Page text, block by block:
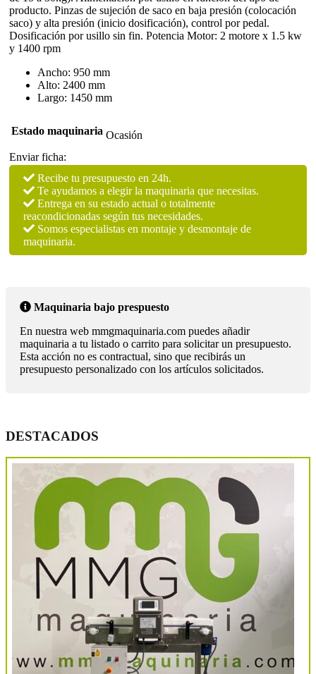
producto. Pinzas de sujeción de saco en baja presión (colocación
saco) y alta presión (inicio dosificación), control por pedal.
Dosificación por usillo sin fin. Potencia Motor: 2 motore x 1.5 kw
y 1400 rpm
Ancho: 950 mm
Alto: 2400 mm
Largo: 1450 mm
Estado maquinaria Ocasión
Enviar ficha:
Recibe tu presupuesto en 24h.
Te ayudamos a elegir la maquinaria que necesitas.
Entrega en su estado actual o totalmente
reacondicionadas según tus necesidades.
Somos especialistas en montaje y desmontaje de
maquinaria.
Maquinaria bajo prespuesto
En nuestra web mmgmaquinaria.com puedes añadir
maquinaria a tu listado o carrito para solicitar un presupuesto.
Esta acción no es contractual, sino que recibirás un
presupuesto personalizado con los artículos solicitados.
DESTACADOS